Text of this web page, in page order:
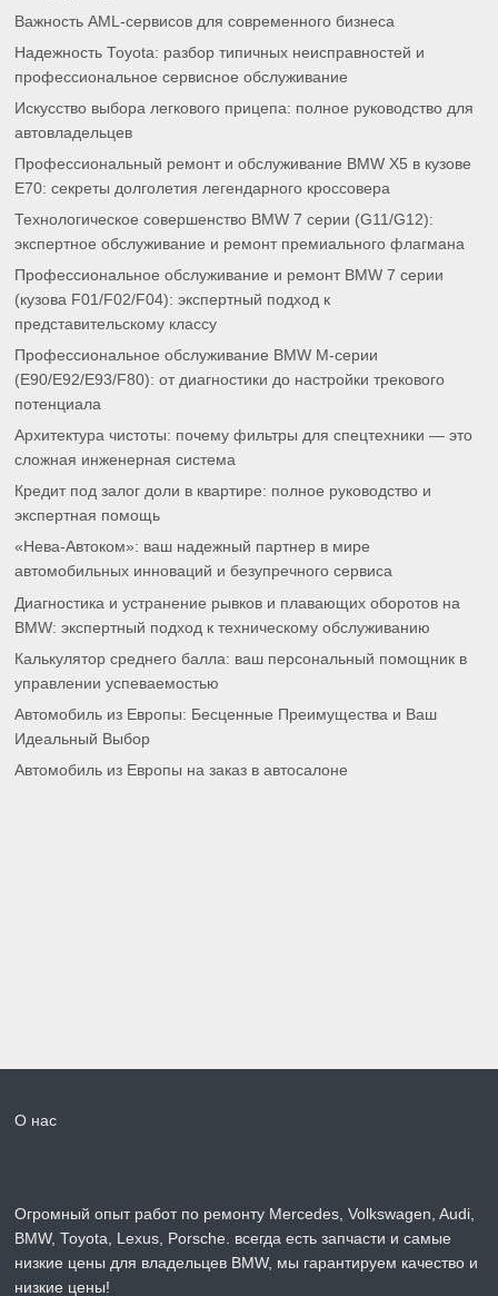
Важность AML-сервисов для современного бизнеса
Надежность Toyota: разбор типичных неисправностей и
профессиональное сервисное обслуживание
Искусство выбора легкового прицепа: полное руководство для
автовладельцев
Профессиональный ремонт и обслуживание BMW X5 в кузове
E70: секреты долголетия легендарного кроссовера
Технологическое совершенство BMW 7 серии (G11/G12):
экспертное обслуживание и ремонт премиального флагмана
Профессиональное обслуживание и ремонт BMW 7 серии
(кузова F01/F02/F04): экспертный подход к
представительскому классу
Профессиональное обслуживание BMW M-серии
(E90/E92/E93/F80): от диагностики до настройки трекового
потенциала
Архитектура чистоты: почему фильтры для спецтехники — это
сложная инженерная система
Кредит под залог доли в квартире: полное руководство и
экспертная помощь
«Нева-Автоком»: ваш надежный партнер в мире
автомобильных инноваций и безупречного сервиса
Диагностика и устранение рывков и плавающих оборотов на
BMW: экспертный подход к техническому обслуживанию
Калькулятор среднего балла: ваш персональный помощник в
управлении успеваемостью
Автомобиль из Европы: Бесценные Преимущества и Ваш
Идеальный Выбор
Автомобиль из Европы на заказ в автосалоне
О нас
Огромный опыт работ по ремонту Mercedes, Volkswagen, Audi,
BMW, Toyota, Lexus, Porsche. всегда есть запчасти и самые
низкие цены для владельцев BMW, мы гарантируем качество и
низкие цены!